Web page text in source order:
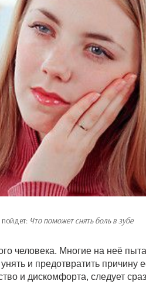
Что поможет снять боль в зубе
человека. Многие на неё
и предотвратить причину
и дискомфорта, следует